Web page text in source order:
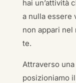
hai un’attività
a nulla essere
non appari
te.
Attraverso
posizioniamo